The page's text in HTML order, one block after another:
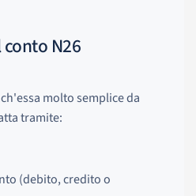
N26
molto semplice da
tramite:
(debito, credito o